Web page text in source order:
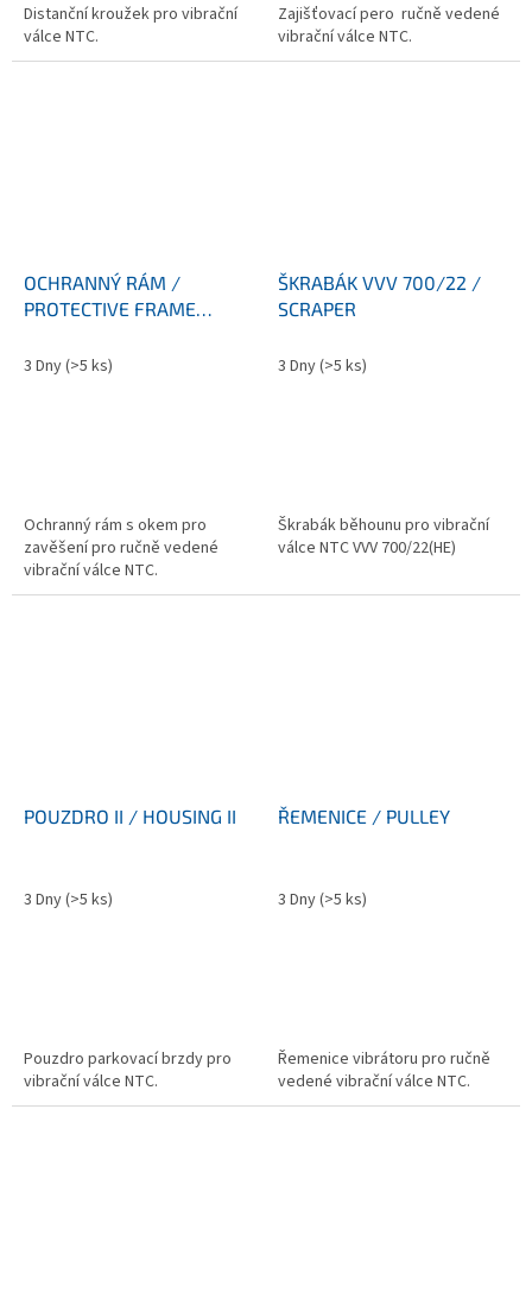
Distanční kroužek pro vibrační
válce NTC.
Zajišťovací pero ručně vedené
vibrační válce NTC.
OCHRANNÝ RÁM /
PROTECTIVE FRAME
3 Dny(>5 ks)
Ochranný rám s okem pro
zavěšení pro ručně vedené
vibrační válce NTC.
ŠKRABÁK VVV 700/22 /
SCRAPER
3 Dny(>5 ks)
Škrabák běhounu pro vibrační
válce NTC VVV 700/22(HE)
POUZDRO II / HOUSING II
3 Dny(>5 ks)
Pouzdro parkovací brzdy pro
vibrační válce NTC.
ŘEMENICE / PULLEY
3 Dny(>5 ks)
Řemenice vibrátoru pro ručně
vedené vibrační válce NTC.